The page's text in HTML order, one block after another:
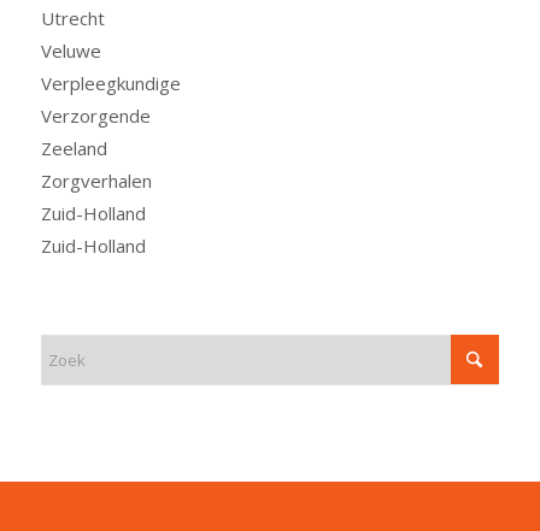
Utrecht
Veluwe
Verpleegkundige
Verzorgende
Zeeland
Zorgverhalen
Zuid-Holland
Zuid-Holland